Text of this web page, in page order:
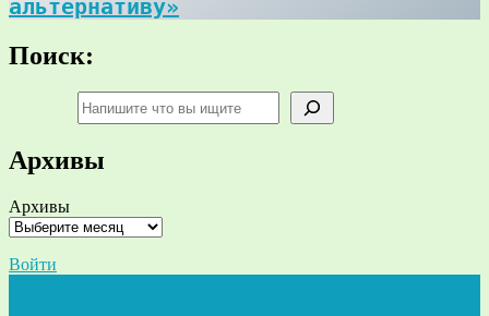
альтернативу»
Поиск:
Архивы
Архивы
Войти